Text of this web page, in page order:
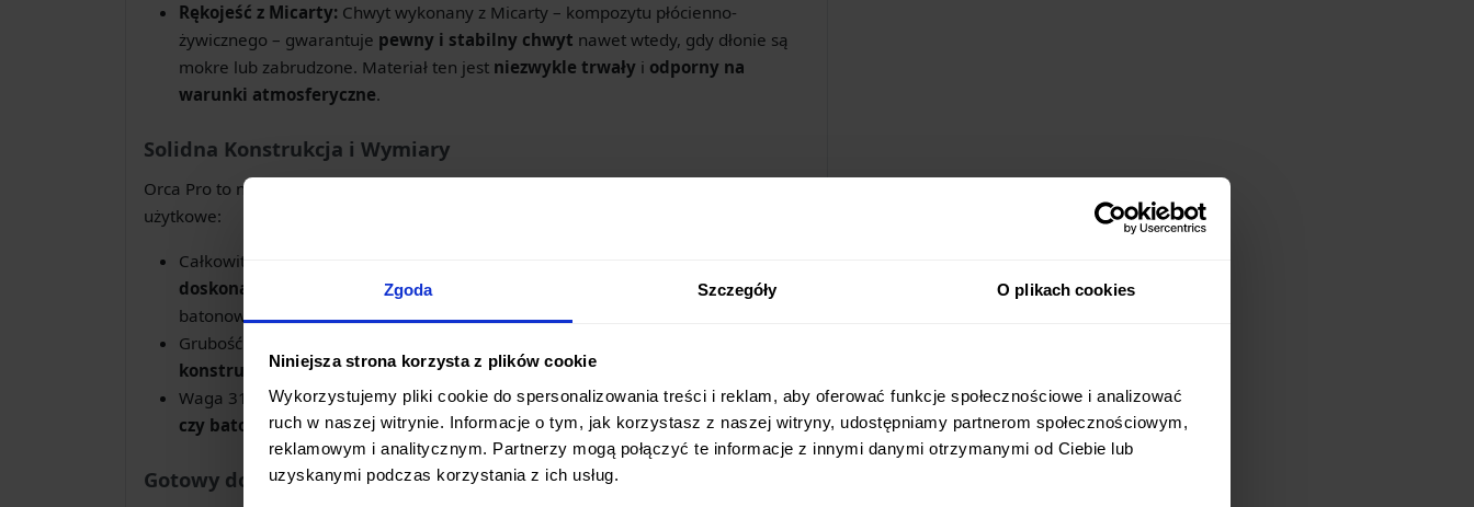
Zgoda Szczegóły O plikach cookies
Niniejsza strona korzysta z plików cookie
Wykorzystujemy pliki cookie do spersonalizowania treści i reklam, aby oferować funkcje społecznościowe i analizować
ruch w naszej witrynie. Informacje o tym, jak korzystasz z naszej witryny, udostępniamy partnerom społecznościowym,
reklamowym i analitycznym. Partnerzy mogą połączyć te informacje z innymi danymi otrzymanymi od Ciebie lub
uzyskanymi podczas korzystania z ich usług.
Rękojeść z Micarty: Chwyt wykonany z Micarty – kompozytu płócienno-
żywicznego – gwarantuje pewny i stabilny chwyt nawet wtedy, gdy dłonie są
mokre lub zabrudzone. Materiał ten jest niezwykle trwały i odporny na
warunki atmosferyczne.
Solidna Konstrukcja i Wymiary
Orca Pro to nóż o imponujących wymiarach, co przekłada się na jego możliwości
użytkowe:
Całkowita długość 263 mm i klinga o długości 130 mm sprawiają, że nóż
doskonale nadaje się do różnorodnych zadań
– od precyzyjnego cięcia po
batonowanie drewna.
Grubość klingi wynosząca 5 mm świadczy o
konstrukcji, gotowej sprostać nawet najcięższym wyzwaniom.
Waga 314 g podkreśla solidność noża i jegozdolność do efektywnego rąbania
czy batonowania
Gotowy do Działania